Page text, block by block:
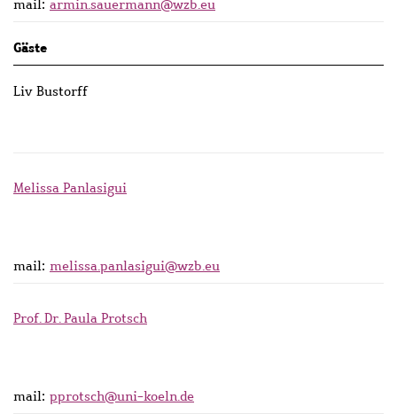
mail: armin.sauermann@wzb.eu
Gäste
Liv Bustorff
Melissa Panlasigui
mail: melissa.panlasigui@wzb.eu
Prof. Dr. Paula Protsch
mail: pprotsch@uni-koeln.de